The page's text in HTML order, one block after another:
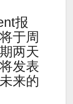
报
于周
两天
发表
来的